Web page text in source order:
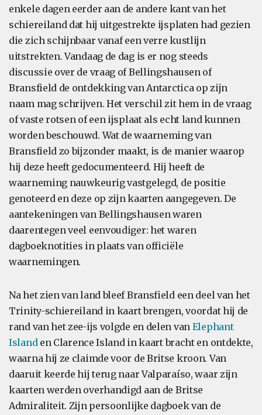
enkele dagen eerder aan de andere kant van het
schiereiland dat hij uitgestrekte ijsplaten had gezien
die zich schijnbaar vanaf een verre kustlijn
uitstrekten. Vandaag de dag is er nog steeds
discussie over de vraag of Bellingshausen of
Bransfield de ontdekking van Antarctica op zijn
naam mag schrijven. Het verschil zit hem in de vraag
of vaste rotsen of een ijsplaat als echt land kunnen
worden beschouwd. Wat de waarneming van
Bransfield zo bijzonder maakt, is de manier waarop
hij deze heeft gedocumenteerd. Hij heeft de
waarneming nauwkeurig vastgelegd, de positie
genoteerd en deze op zijn kaarten aangegeven. De
aantekeningen van Bellingshausen waren
daarentegen veel eenvoudiger: het waren
dagboeknotities in plaats van officiële
waarnemingen.
Na het zien van land bleef Bransfield een deel van het
Trinity-schiereiland in kaart brengen, voordat hij de
rand van het zee-ijs volgde en delen van Elephant
Islanden Clarence Island in kaart bracht en ontdekte,
waarna hij ze claimde voor de Britse kroon. Van
daaruit keerde hij terug naar Valparaíso, waar zijn
kaarten werden overhandigd aan de Britse
Admiraliteit. Zijn persoonlijke dagboek van de